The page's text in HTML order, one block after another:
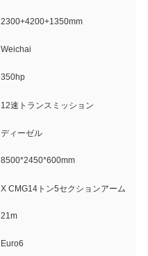
2300+4200+1350mm
Weichai
350hp
12速トランスミッション
ディーゼル
8500*2450*600mm
X CMG14トン5セクションアーム
21m
Euro6